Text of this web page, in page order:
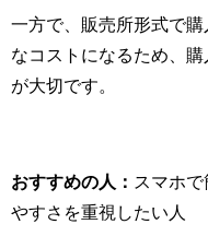
一方で、販売所形式で
なコストになるため、
が大切です。
おすすめの人： スマホ
やすさを重視したい人